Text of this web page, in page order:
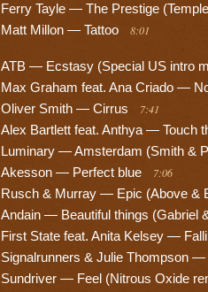
Ferry Tayle — The Prestige
Matt Millon — Tattoo 8:01
ATB — Ecstasy (Special US intro
Max Graham feat. Ana Criado —
Oliver Smith — Cirrus 7:41
Alex Bartlett feat. Anthya — Touch
Luminary — Amsterdam (Smith &
Akesson — Perfect blue 7:06
Rusch & Murray — Epic (Above &
Andain — Beautiful things (Gabriel
First State feat. Anita Kelsey —
Signalrunners & Julie Thompson
Sundriver — Feel (Nitrous Oxide